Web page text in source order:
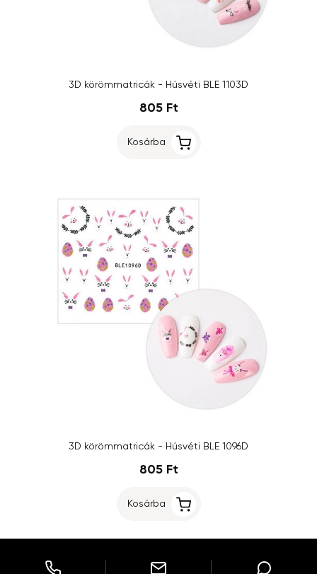
3D körömmatricák - Húsvéti BLE 1103D
805 Ft
Kosárba
3D körömmatricák - Húsvéti BLE 1096D
805 Ft
Kosárba